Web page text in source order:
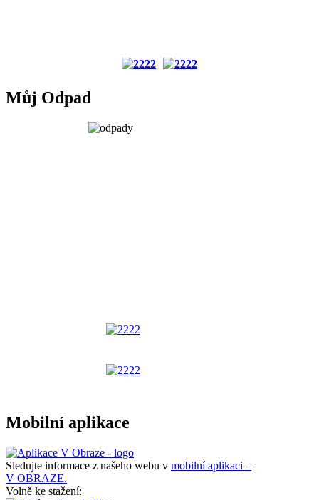
Můj Odpad
Mobilní aplikace
Sledujte informace z našeho webu v mobilní aplikaci –
V OBRAZE.
Volně ke stažení: